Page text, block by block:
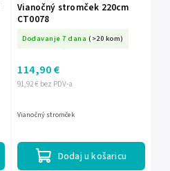
Vianočný stromček 220cm
CT0078
Dodavanje 7 dana (>20 kom)
91,92 € bez PDV-a
114,90 €
Dodaj u košaricu
Vianočný stromček